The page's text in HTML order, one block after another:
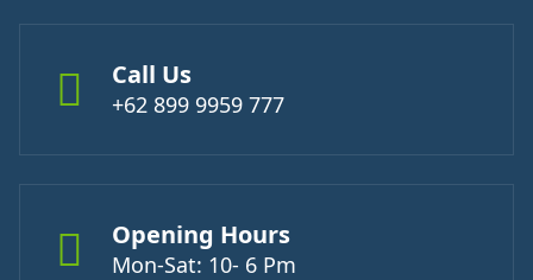
Call Us
+62 899 9959 777
Opening Hours
Mon-Sat: 10- 6 Pm